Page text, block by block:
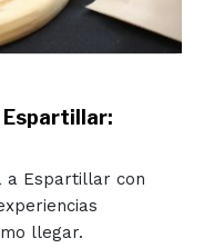
Espartillar:
a Espartillar con
llegar.